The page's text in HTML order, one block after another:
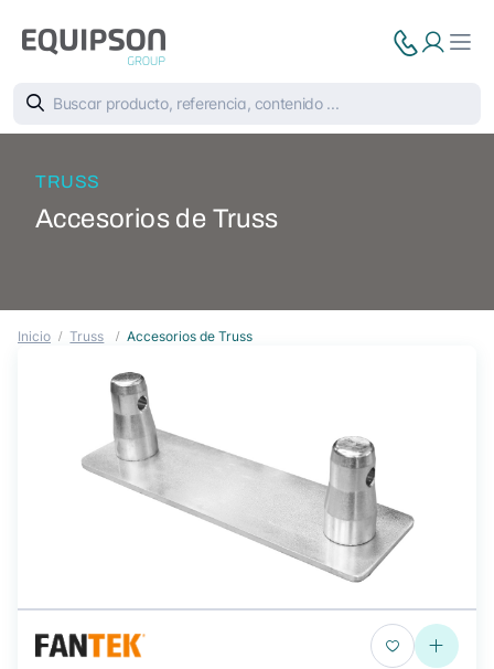
TRUSS
Accesorios de Truss
Inicio Truss Accesorios de Truss